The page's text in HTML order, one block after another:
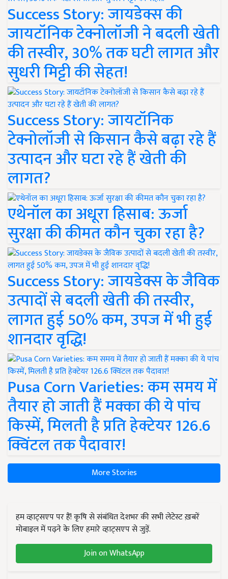
Success Story: जायडेक्स की
जायटॉनिक टेक्नोलॉजी ने बदली खेती
की तस्वीर, 30% तक घटी लागत और
सुधरी मिट्टी की सेहत!
Success Story: जायटॉनिक
टेक्नोलॉजी से किसान कैसे बढ़ा रहे हैं
उत्पादन और घटा रहे हैं खेती की
लागत?
एथेनॉल का अधूरा हिसाब: ऊर्जा
सुरक्षा की कीमत कौन चुका रहा है?
Success Story: जायडेक्स के जैविक
उत्पादों से बदली खेती की तस्वीर,
लागत हुई 50% कम, उपज में भी हुई
शानदार वृद्धि!
Pusa Corn Varieties: कम समय में
तैयार हो जाती हैं मक्का की ये पांच
किस्में, मिलती है प्रति हेक्टेयर 126.6
क्विंटल तक पैदावार!
More Stories
हम व्हाट्सएप पर हैं! कृषि से संबंधित देशभर की सभी लेटेस्ट ख़बरें
मोबाइल में पढ़ने के लिए हमारे व्हाट्सएप से जुड़ें.
Join on WhatsApp